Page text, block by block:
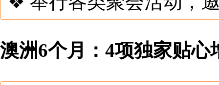
澳洲6个月：4项独家贴心